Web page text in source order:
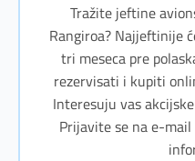
Tražite jeftine
Rangiroa? Najjeftinije
tri meseca pre
rezervisati i kupiti
Interesuju vas
Prijavite se na e-